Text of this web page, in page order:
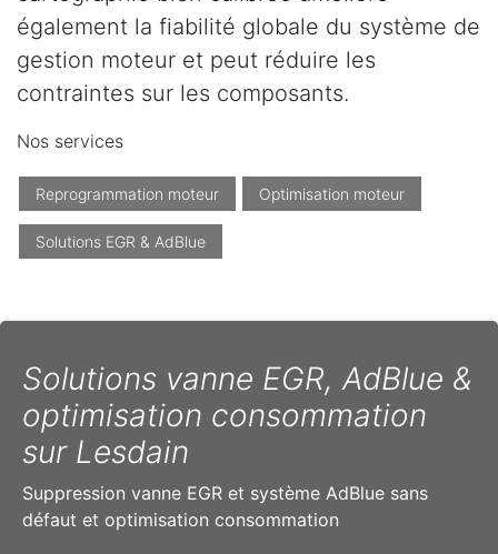
également la fiabilité globale du système de
gestion moteur et peut réduire les
contraintes sur les composants.
Nos services
Reprogrammation moteur Optimisation moteur
Solutions EGR & AdBlue
Solutions vanne EGR, AdBlue &
optimisation consommation
sur Lesdain
Suppression vanne EGR et système AdBlue sans
défaut et optimisation consommation